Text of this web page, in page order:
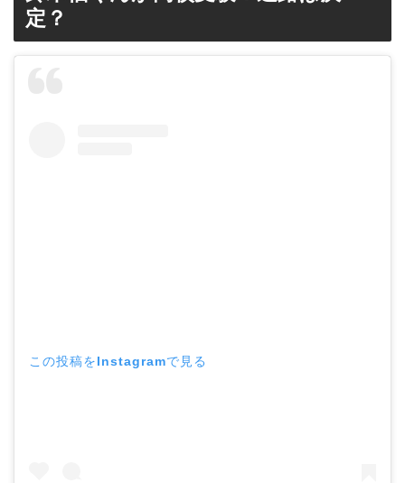
定？
この投稿をInstagramで見る